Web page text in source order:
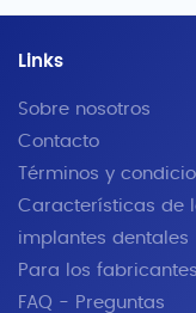
Links
Sobre nosotros
Contacto
Términos y
Características de
implantes dentales
Para los fabricantes
FAQ - Preguntas